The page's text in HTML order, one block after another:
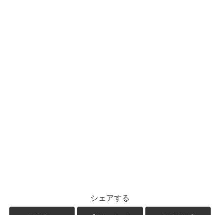
シェアする